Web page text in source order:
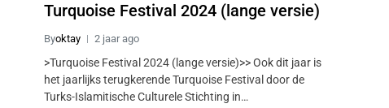
Turquoise Festival 2024 (lange versie)
Byoktay 2 jaar ago
>Turquoise Festival 2024 (lange versie)>> Ook dit jaar is
het jaarlijks terugkerende Turquoise Festival door de
Turks-Islamitische Culturele Stichting in…